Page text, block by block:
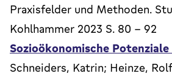
Praxisfelder und Methoden.
Kohlhammer 2023 S. 80 - 92
Sozioökonomische
Schneiders, Katrin; Heinze,